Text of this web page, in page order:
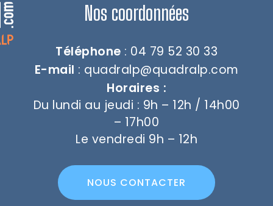
Nos coordonnées
Téléphone : 04 79 52 30 33
E-mail : quadralp@quadralp.com
Horaires :
Du lundi au jeudi : 9h – 12h / 14h00
– 17h00
Le vendredi 9h – 12h
NOUS CONTACTER